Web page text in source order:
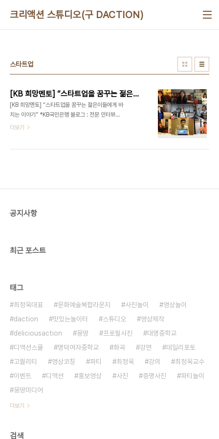
크리액션 스튜디오(구 DACTION)
스타트업
[KB 희망멘토] “스타트업을 꿈꾸는 젊은이들에게 바치는 이야기”
[KB 희망멘토] “스타트업을 꿈꾸는 젊은이들에게 바
치는 이야기” *KB국민은행 블로그 : 전문 인터뷰어
- 디액션[DeliciousAction] 대표 최정욱 (문의)
(2014/02/07) 스타일와이프 최지혜 대표 - [KB
더보기
공지사항
최근 포스트
태그
최정욱대표 문화예술복합라운지 사진놀이
영상놀이
daction
맛있는놀이터 스튜디오
영상제작
deliciousaction
몽땅 프로필사진
대명중학교
디액션스쿨
명덕여자중학교 화곡 강연
데일리포토
고퀄리티
영상코칭 파티 최정욱 강의
최정욱교수
이벤트
디액션 홍보영상 사진 증명사진
파티놀이
몽땅미디어
더보기
검색